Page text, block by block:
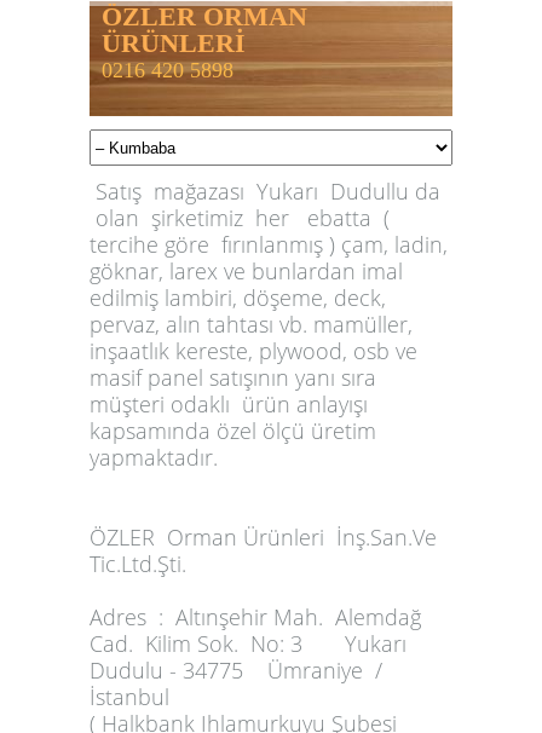
ÖZLER ORMAN
ÜRÜNLERİ
0216 420 5898
Satış mağazası Yukarı Dudullu da
olan şirketimiz her ebatta (
tercihe göre fırınlanmış ) çam, ladin,
göknar, larex ve bunlardan imal
edilmiş lambiri, döşeme, deck,
pervaz, alın tahtası vb. mamüller,
inşaatlık kereste, plywood, osb ve
masif panel satışının yanı sıra
müşteri odaklı ürün anlayışı
kapsamında özel ölçü üretim
yapmaktadır.
ÖZLER Orman Ürünleri İnş.San.Ve
Tic.Ltd.Şti.
Adres : Altınşehir Mah. Alemdağ
Cad. Kilim Sok. No: 3 Yukarı
Dudulu - 34775 Ümraniye /
İstanbul
( Halkbank Ihlamurkuyu Şubesi